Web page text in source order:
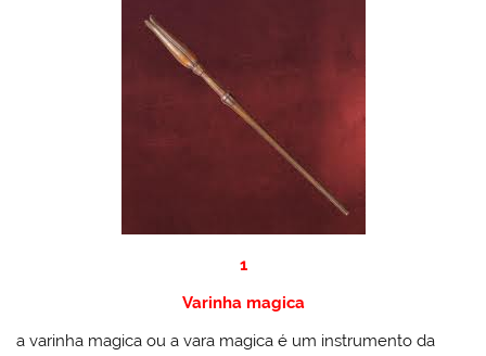
1
Varinha magica
a varinha magica ou a vara magica é um instrumento da